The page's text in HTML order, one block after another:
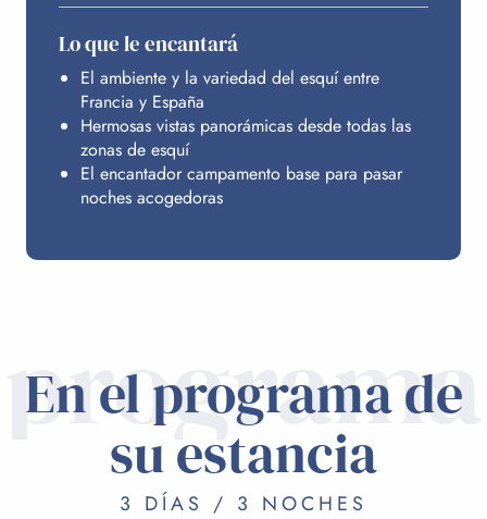
Lo que le encantará
El ambiente y la variedad del esquí entre
Francia y España
Hermosas vistas panorámicas desde todas las
zonas de esquí
El encantador campamento base para pasar
noches acogedoras
programa
En el programa de
su estancia
3 DÍAS / 3 NOCHES